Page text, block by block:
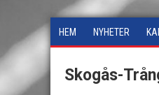
HEM NYHETER
Skogås-